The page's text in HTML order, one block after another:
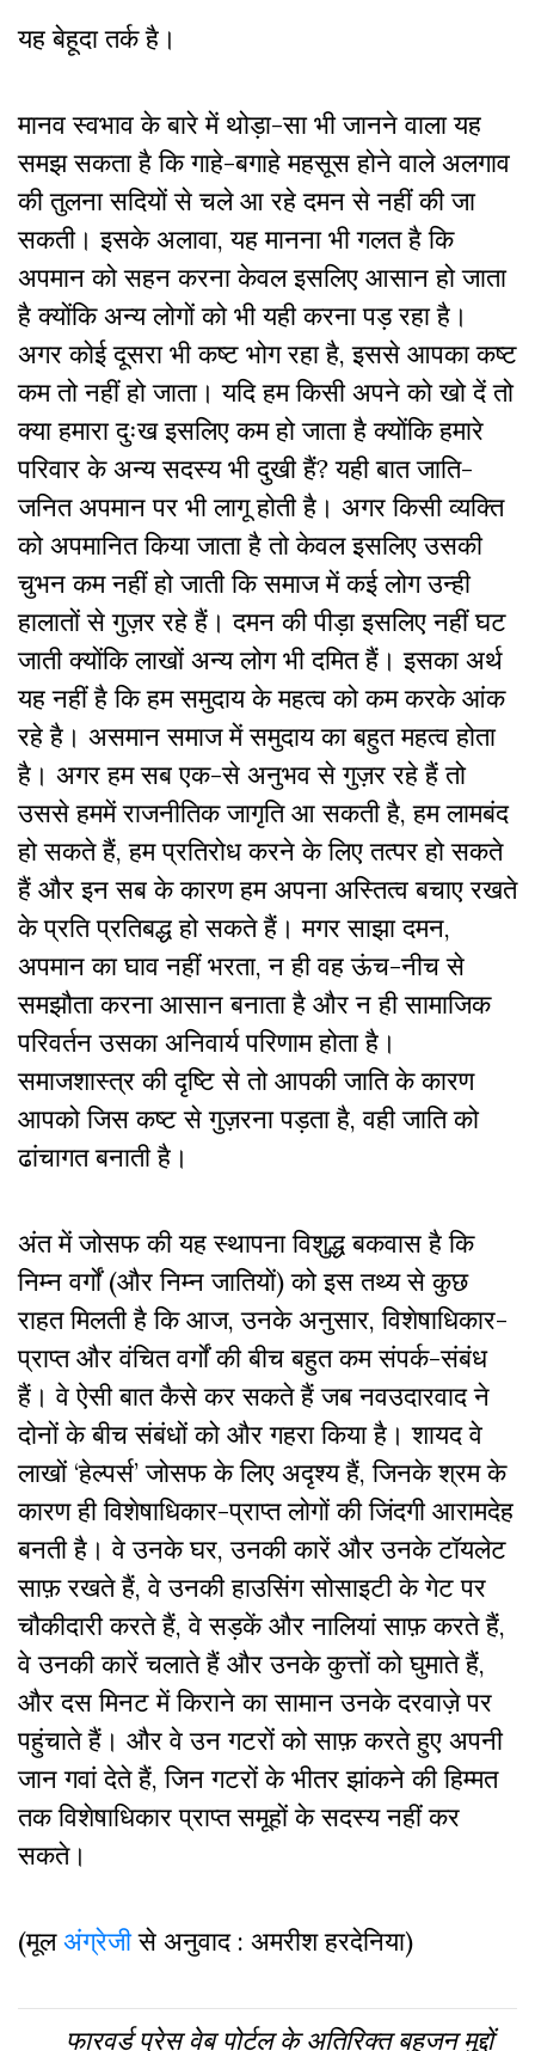
यह बेहूदा तर्क है।
मानव स्वभाव के बारे में थोड़ा-सा भी जानने वाला यह
समझ सकता है कि गाहे-बगाहे महसूस होने वाले अलगाव
की तुलना सदियों से चले आ रहे दमन से नहीं की जा
सकती। इसके अलावा, यह मानना भी गलत है कि
अपमान को सहन करना केवल इसलिए आसान हो जाता
है क्योंकि अन्य लोगों को भी यही करना पड़ रहा है।
अगर कोई दूसरा भी कष्ट भोग रहा है, इससे आपका कष्ट
कम तो नहीं हो जाता। यदि हम किसी अपने को खो दें तो
क्या हमारा दुःख इसलिए कम हो जाता है क्योंकि हमारे
परिवार के अन्य सदस्य भी दुखी हैं? यही बात जाति-
जनित अपमान पर भी लागू होती है। अगर किसी व्यक्ति
को अपमानित किया जाता है तो केवल इसलिए उसकी
चुभन कम नहीं हो जाती कि समाज में कई लोग उन्ही
हालातों से गुज़र रहे हैं। दमन की पीड़ा इसलिए नहीं घट
जाती क्योंकि लाखों अन्य लोग भी दमित हैं। इसका अर्थ
यह नहीं है कि हम समुदाय के महत्व को कम करके आंक
रहे है। असमान समाज में समुदाय का बहुत महत्व होता
है। अगर हम सब एक-से अनुभव से गुज़र रहे हैं तो
उससे हममें राजनीतिक जागृति आ सकती है, हम लामबंद
हो सकते हैं, हम प्रतिरोध करने के लिए तत्पर हो सकते
हैं और इन सब के कारण हम अपना अस्तित्व बचाए रखते
के प्रति प्रतिबद्ध हो सकते हैं। मगर साझा दमन,
अपमान का घाव नहीं भरता, न ही वह ऊंच-नीच से
समझौता करना आसान बनाता है और न ही सामाजिक
परिवर्तन उसका अनिवार्य परिणाम होता है।
समाजशास्त्र की दृष्टि से तो आपकी जाति के कारण
आपको जिस कष्ट से गुज़रना पड़ता है, वही जाति को
ढांचागत बनाती है।
अंत में जोसफ की यह स्थापना विशुद्ध बकवास है कि
निम्न वर्गों (और निम्न जातियों) को इस तथ्य से कुछ
राहत मिलती है कि आज, उनके अनुसार, विशेषाधिकार-
प्राप्त और वंचित वर्गों की बीच बहुत कम संपर्क-संबंध
हैं। वे ऐसी बात कैसे कर सकते हैं जब नवउदारवाद ने
दोनों के बीच संबंधों को और गहरा किया है। शायद वे
लाखों ‘हेल्पर्स’ जोसफ के लिए अदृश्य हैं, जिनके श्रम के
कारण ही विशेषाधिकार-प्राप्त लोगों की जिंदगी आरामदेह
बनती है। वे उनके घर, उनकी कारें और उनके टॉयलेट
साफ़ रखते हैं, वे उनकी हाउसिंग सोसाइटी के गेट पर
चौकीदारी करते हैं, वे सड़कें और नालियां साफ़ करते हैं,
वे उनकी कारें चलाते हैं और उनके कुत्तों को घुमाते हैं,
और दस मिनट में किराने का सामान उनके दरवाज़े पर
पहुंचाते हैं। और वे उन गटरों को साफ़ करते हुए अपनी
जान गवां देते हैं, जिन गटरों के भीतर झांकने की हिम्मत
तक विशेषाधिकार प्राप्त समूहों के सदस्य नहीं कर
सकते।
(मूलअंग्रेजीसे अनुवाद : अमरीश हरदेनिया)
फारवर्ड प्रेस वेब पोर्टल के अतिरिक्‍त बहुजन मुद्दों